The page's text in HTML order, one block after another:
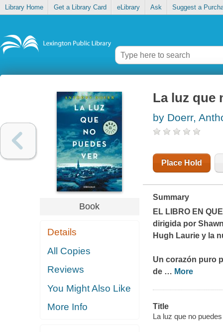
Library Home Get a Library Card eLibrary Ask Suggest a
Book
Details
All Copies
Reviews
You Might Also Like
More Info
La luz que
by Doerr,
Place Hold
Summary
EL LIBRO EN
dirigida por
Hugh Laurie y la
Un corazón puro
de … More
Title
La luz que no